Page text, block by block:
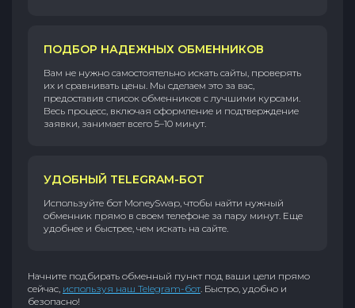
ПОДБОР НАДЕЖНЫХ ОБМЕННИКОВ
Вам не нужно самостоятельно искать сайты, проверять
их и сравнивать цены. Мы сделаем это за вас,
предоставив список обменников с лучшими курсами.
Весь процесс, включая оформление и подтверждение
заявки, занимает всего 5–10 минут.
УДОБНЫЙ TELEGRAM-БОТ
Используйте бот MoneySwap, чтобы найти нужный
обменник прямо в своем телефоне за пару минут. Еще
удобнее и быстрее, чем искать на сайте.
Начните подбирать обменный пункт под ваши цели прямо
сейчас, используя наш Telegram-бот. Быстро, удобно и
безопасно!